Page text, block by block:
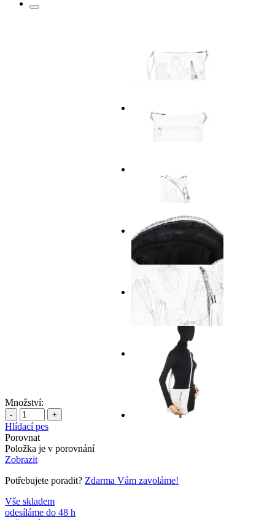
Množství:
- +
Hlídací pes
Porovnat
Položka je v porovnání
Zobrazit
Potřebujete poradit? Zdarma Vám zavoláme!
Vše skladem
odesíláme do 48 h